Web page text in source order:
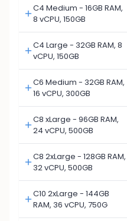
C4 Medium - 16GB RAM,
8 vCPU, 150GB
C4 Large - 32GB RAM, 8
vCPU, 150GB
C6 Medium - 32GB RAM,
16 vCPU, 300GB
C8 xLarge - 96GB RAM,
24 vCPU, 500GB
C8 2xLarge - 128GB RAM,
32 vCPU, 500GB
C10 2xLarge - 144GB
RAM, 36 vCPU, 750G